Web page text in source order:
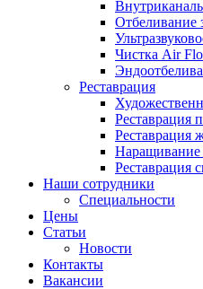
Отбеливание
Чистка Air
Реставрация
Реставрация
Реставрация
Наращивание
Реставрация
Наши сотрудники
Специальности
Цены
Статьи
Новости
Контакты
Вакансии